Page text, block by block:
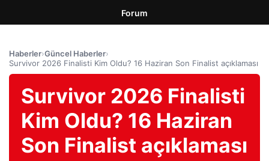
Forum
Haberler›Güncel Haberler›
Survivor 2026 Finalisti Kim Oldu? 16 Haziran Son Finalist açıklaması
Survivor 2026 Finalisti
Kim Oldu? 16 Haziran
Son Finalist açıklaması